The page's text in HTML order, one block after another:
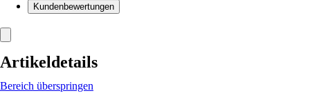
Kundenbewertungen
Artikeldetails
Bereich überspringen